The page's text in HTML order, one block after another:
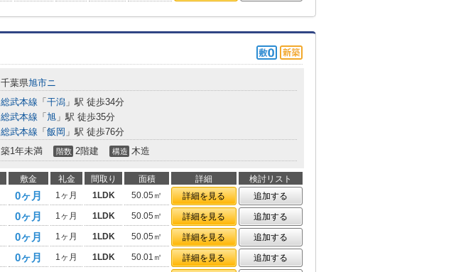
千葉県旭市ニ
総武本線 「 干潟 」駅 徒歩34分
総武本線 「 旭 」駅 徒歩35分
総武本線 「 飯岡 」駅 徒歩76分
築1年未満 階数 2階建 構造 木造
敷金 礼金 間取り 面積 詳細
検討リスト
0ヶ月 1ヶ月 1LDK 50.05㎡ 詳細を見る
追加する
0ヶ月 1ヶ月 1LDK 50.05㎡ 詳細を見る
追加する
0ヶ月 1ヶ月 1LDK 50.05㎡ 詳細を見る
追加する
0ヶ月 1ヶ月 1LDK 50.01㎡ 詳細を見る 追加する